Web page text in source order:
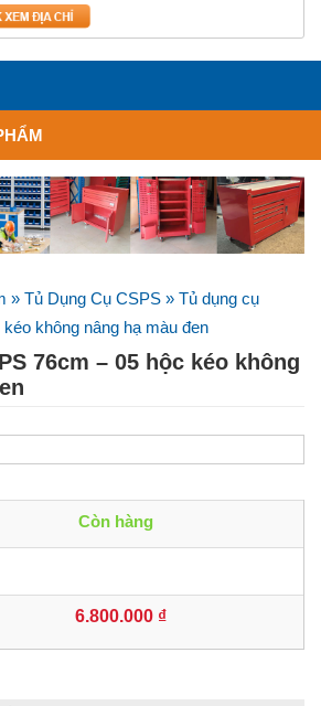
» Tủ Dụng Cụ CSPS » Tủ dụng cụ
không nâng hạ màu đen
76cm – 05 hộc kéo không
Còn hàng
6.800.000 ₫